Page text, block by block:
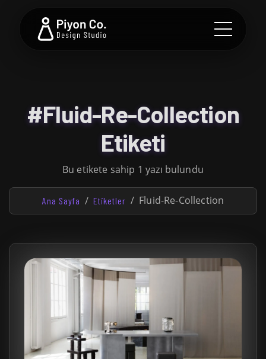
#Fluid-Re-Collection
Etiketi
Bu etikete sahip 1 yazı bulundu
Ana Sayfa Etiketler Fluid-Re-Collection